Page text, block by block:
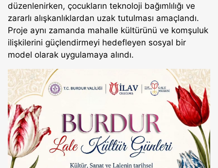
düzenlenirken, çocukların teknoloji bağımlılığı ve
zararlı alışkanlıklardan uzak tutulması amaçlandı.
Proje aynı zamanda mahalle kültürünü ve komşuluk
ilişkilerini güçlendirmeyi hedefleyen sosyal bir
model olarak uygulamaya alındı.